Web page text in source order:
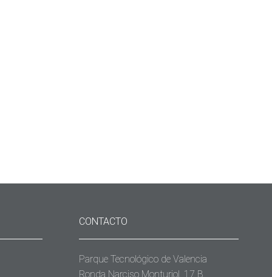
CONTACTO
Parque Tecnológico de Valencia
Ronda Narciso Monturiol, 17 B